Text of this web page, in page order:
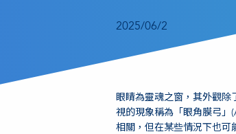
2025/06/2
眼睛為靈魂之窗，其外觀
視的現象稱為「眼角膜弓」
相關，但在某些情況下也可